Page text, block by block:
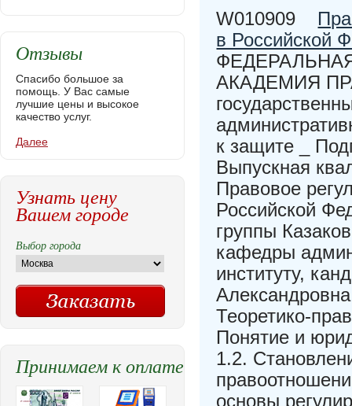
W010909
в Российской
АКАДЕМИЯ
к защите _
Выпускная
Правовое
Российской
группы
кафедры
институту,
Теоретико-
Понятие и
1.2.
основы
Отзывы
Спасибо большое за
помощь. У Вас самые
лучшие цены и высокое
качество услуг.
Далее
Узнать цену
Вашем городе
Выбор города
Принимаем к оплате